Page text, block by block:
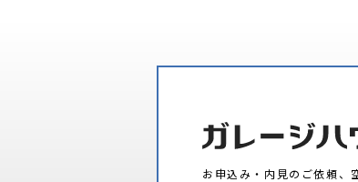
お申込み・内見のご依頼、